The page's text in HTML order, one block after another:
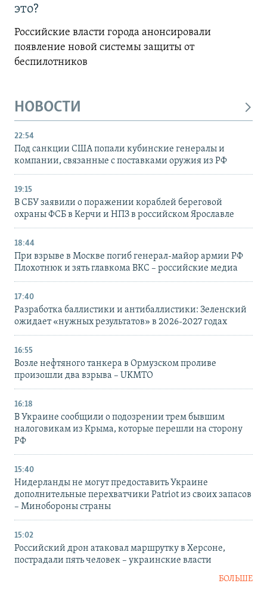
это?
Российские власти города анонсировали
появление новой системы защиты от
беспилотников
НОВОСТИ
22:54
Под санкции США попали кубинские генералы и
компании, связанные с поставками оружия из РФ
19:15
В СБУ заявили о поражении кораблей береговой
охраны ФСБ в Керчи и НПЗ в российском Ярославле
18:44
При взрыве в Москве погиб генерал-майор армии РФ
Плохотнюк и зять главкома ВКС – российские медиа
17:40
Разработка баллистики и антибаллистики: Зеленский
ожидает «нужных результатов» в 2026-2027 годах
16:55
Возле нефтяного танкера в Ормузском проливе
произошли два взрыва – UKMTO
16:18
В Украине сообщили о подозрении трем бывшим
налоговикам из Крыма, которые перешли на сторону
РФ
15:40
Нидерланды не могут предоставить Украине
дополнительные перехватчики Patriot из своих запасов
– Минобороны страны
15:02
Российский дрон атаковал маршрутку в Херсоне,
пострадали пять человек – украинские власти
БОЛЬШЕ